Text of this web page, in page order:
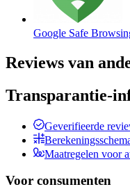
Google Safe
Reviews van
Transparantie-
Geverifieerde
Maatregelen voor
Voor consumenten